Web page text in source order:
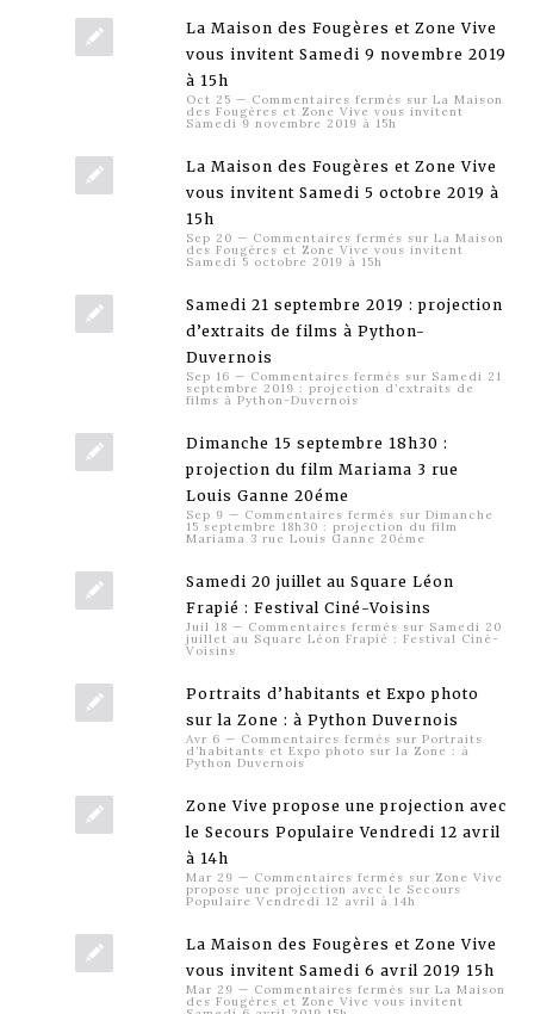
La Maison des Fougères et Zone Vive
vous invitent Samedi 9 novembre 2019
à 15h
Oct 25 — Commentaires fermés sur La Maison
des Fougères et Zone Vive vous invitent
Samedi 9 novembre 2019 à 15h
La Maison des Fougères et Zone Vive
vous invitent Samedi 5 octobre 2019 à
15h
Sep 20 — Commentaires fermés sur La Maison
des Fougères et Zone Vive vous invitent
Samedi 5 octobre 2019 à 15h
Samedi 21 septembre 2019 : projection
d’extraits de films à Python-
Duvernois
Sep 16 — Commentaires fermés sur Samedi 21
septembre 2019 : projection d’extraits de
films à Python-Duvernois
Dimanche 15 septembre 18h30 :
projection du film Mariama 3 rue
Louis Ganne 20éme
Sep 9 — Commentaires fermés sur Dimanche
15 septembre 18h30 : projection du film
Mariama 3 rue Louis Ganne 20éme
Samedi 20 juillet au Square Léon
Frapié : Festival Ciné-Voisins
Juil 18 — Commentaires fermés sur Samedi 20
juillet au Square Léon Frapié : Festival Ciné-
Voisins
Portraits d’habitants et Expo photo
sur la Zone : à Python Duvernois
Avr 6 — Commentaires fermés sur Portraits
d’habitants et Expo photo sur la Zone : à
Python Duvernois
Zone Vive propose une projection avec
le Secours Populaire Vendredi 12 avril
à 14h
Mar 29 — Commentaires fermés sur Zone Vive
propose une projection avec le Secours
Populaire Vendredi 12 avril à 14h
La Maison des Fougères et Zone Vive
vous invitent Samedi 6 avril 2019 15h
Mar 29 — Commentaires fermés sur La Maison
des Fougères et Zone Vive vous invitent